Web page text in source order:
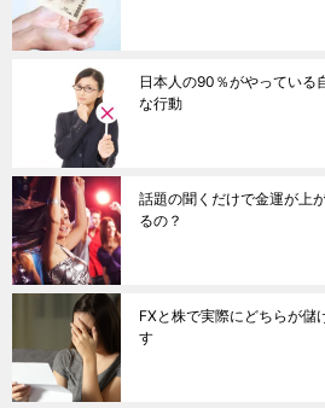
日本人の90％がやっている
な行動
話題の聞くだけで金運が上
るの？
FXと株で実際にどちらが儲
す